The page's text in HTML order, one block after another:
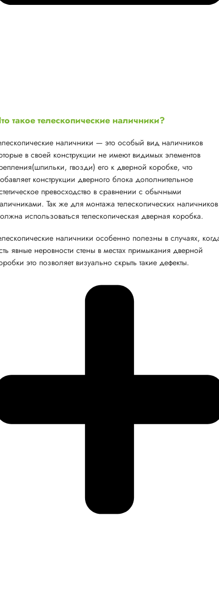
такое телескопические наличники?
наличники — это особый вид наличников
в своей конструкции не имеют видимых элементов
гвозди) его к дверной коробке, что
конструкции дверного блока дополнительное
превосходство в сравнении с обычными
Так же для монтажа телескопических наличников
использоваться телескопическая дверная коробка.
наличники особенно полезны в случаях,
явные неровности стены в местах примыкания дверной
это позволяет визуально скрыть такие дефекты.